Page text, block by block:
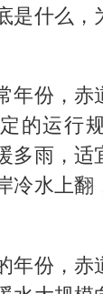
是什么
年份，赤
的运行
多雨，适
冷水上翻
年份，赤